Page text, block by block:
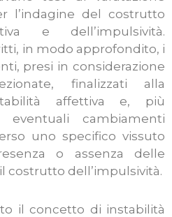
l’indagine del costrutto
e dell’impulsività.
in modo approfondito, i
presi in considerazione
finalizzati alla
affettiva e, più
eventuali cambiamenti
uno specifico vissuto
o assenza delle
costrutto dell’impulsività.
il concetto di instabilità